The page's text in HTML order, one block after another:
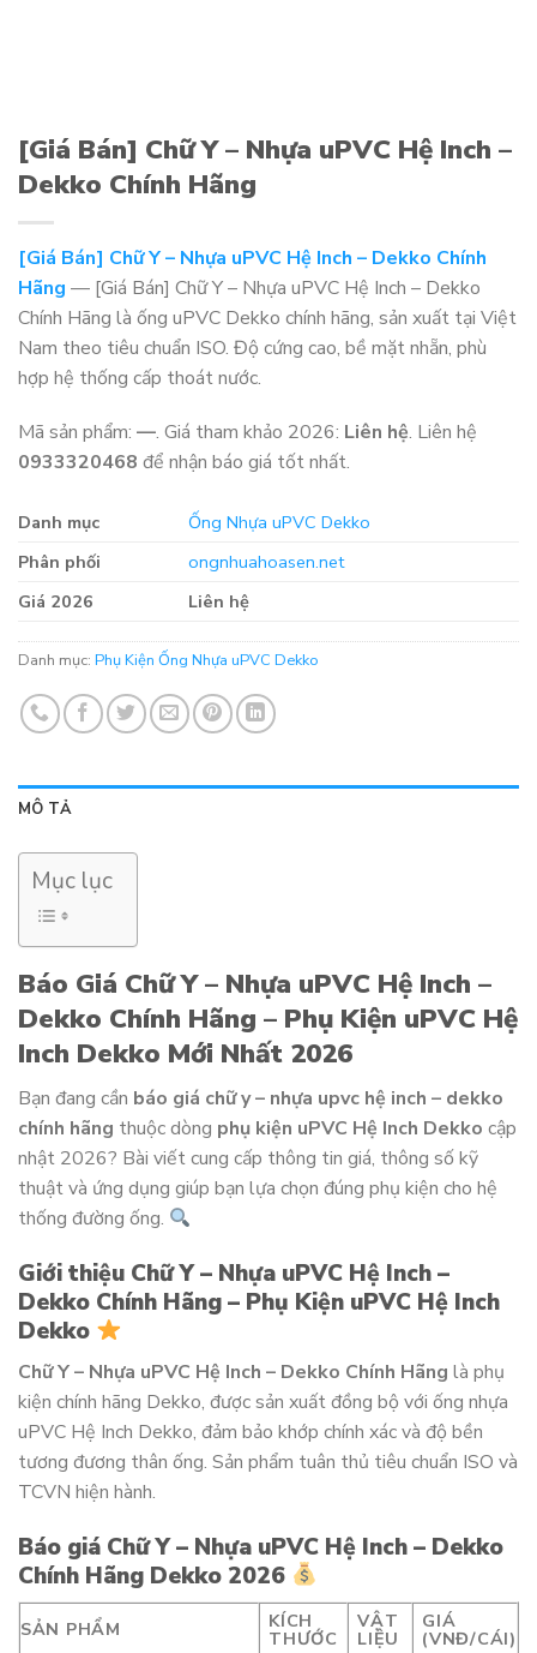
[Giá Bán] Chữ Y – Nhựa uPVC Hệ Inch –
Dekko Chính Hãng
[Giá Bán] Chữ Y – Nhựa uPVC Hệ Inch – Dekko Chính
Hãng — [Giá Bán] Chữ Y – Nhựa uPVC Hệ Inch – Dekko
Chính Hãng là ống uPVC Dekko chính hãng, sản xuất tại Việt
Nam theo tiêu chuẩn ISO. Độ cứng cao, bề mặt nhẵn, phù
hợp hệ thống cấp thoát nước.
Mã sản phẩm: —. Giá tham khảo 2026: Liên hệ. Liên hệ
0933320468 để nhận báo giá tốt nhất.
Danh mục
Ống Nhựa uPVC Dekko
Phân phối
ongnhuahoasen.net
Giá 2026
Liên hệ
Danh mục: Phụ Kiện Ống Nhựa uPVC Dekko
MÔ TẢ
Mục lục
Báo Giá Chữ Y – Nhựa uPVC Hệ Inch –
Dekko Chính Hãng – Phụ Kiện uPVC Hệ
Inch Dekko Mới Nhất 2026
Bạn đang cần báo giá chữ y – nhựa upvc hệ inch – dekko
chính hãng thuộc dòng phụ kiện uPVC Hệ Inch Dekko cập
nhật 2026? Bài viết cung cấp thông tin giá, thông số kỹ
thuật và ứng dụng giúp bạn lựa chọn đúng phụ kiện cho hệ
thống đường ống.
Giới thiệu Chữ Y – Nhựa uPVC Hệ Inch –
Dekko Chính Hãng – Phụ Kiện uPVC Hệ Inch
Dekko
Chữ Y – Nhựa uPVC Hệ Inch – Dekko Chính Hãng là phụ
kiện chính hãng Dekko, được sản xuất đồng bộ với ống nhựa
uPVC Hệ Inch Dekko, đảm bảo khớp chính xác và độ bền
tương đương thân ống. Sản phẩm tuân thủ tiêu chuẩn ISO và
TCVN hiện hành.
Báo giá Chữ Y – Nhựa uPVC Hệ Inch – Dekko
Chính Hãng Dekko 2026
SẢN PHẨM KÍCH
THƯỚC
VẬT
LIỆU
GIÁ
(VNĐ/CÁI)